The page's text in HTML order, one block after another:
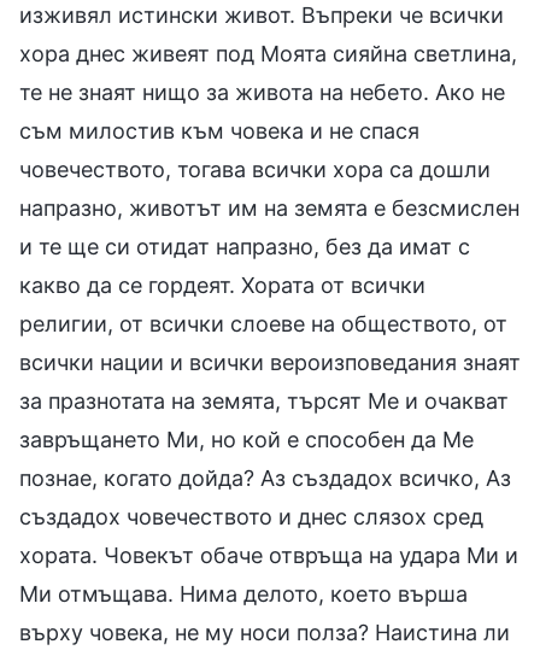
изживял истински живот. Въпреки че всички
хора днес живеят под Моята сияйна светлина,
те не знаят нищо за живота на небето. Ако не
съм милостив към човека и не спася
човечеството, тогава всички хора са дошли
напразно, животът им на земята е безсмислен
и те ще си отидат напразно, без да имат с
какво да се гордеят. Хората от всички
религии, от всички слоеве на обществото, от
всички нации и всички вероизповедания знаят
за празнотата на земята, търсят Ме и очакват
завръщането Ми, но кой е способен да Ме
познае, когато дойда? Аз създадох всичко, Аз
създадох човечеството и днес слязох сред
хората. Човекът обаче отвръща на удара Ми и
Ми отмъщава. Нима делото, което върша
върху човека, не му носи полза? Наистина ли